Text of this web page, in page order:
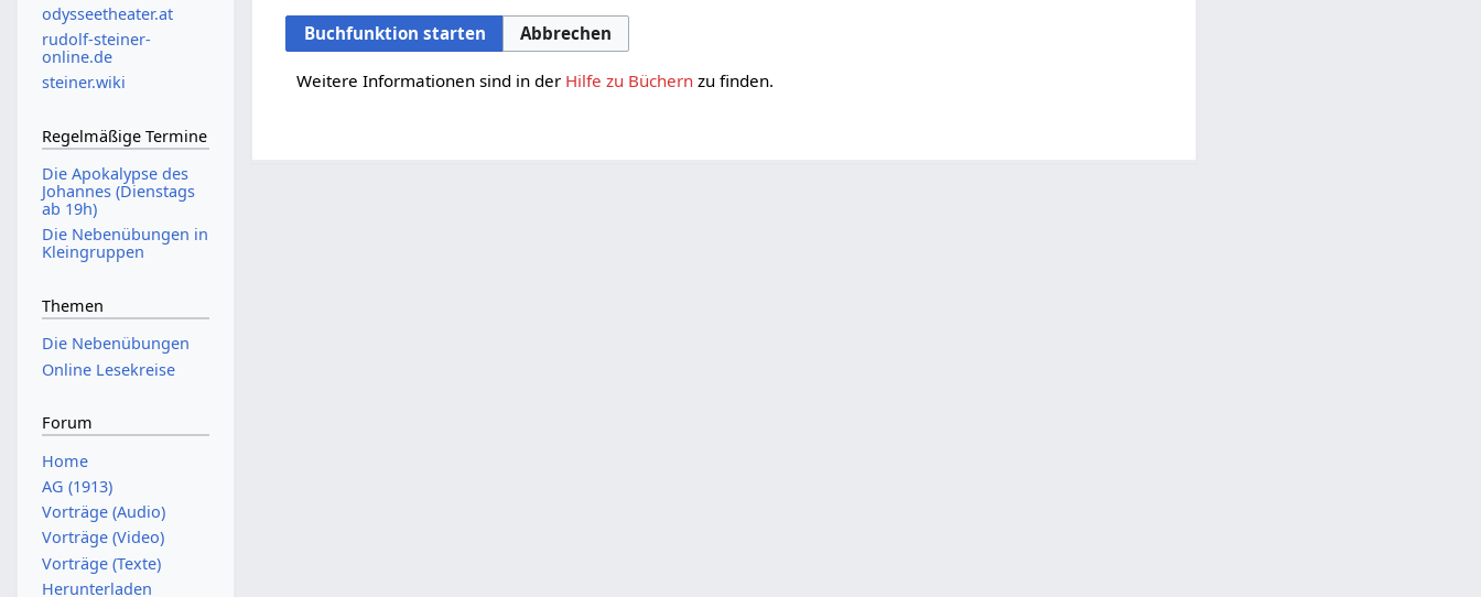
Buchfunktion starten Abbrechen
Weitere Informationen sind in der Hilfe zu Büchern zu finden.
odysseetheater.at
rudolf-steiner-
online.de
steiner.wiki
Regelmäßige Termine
Die Apokalypse des
Johannes (Dienstags
ab 19h)
Die Nebenübungen in
Kleingruppen
Themen
Die Nebenübungen
Online Lesekreise
Forum
Home
AG (1913)
Vorträge (Audio)
Vorträge (Video)
Vorträge (Texte)
Herunterladen